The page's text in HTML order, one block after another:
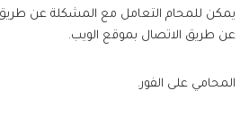
يمكن للمحام التعامل مع المشكلة عن طريق
عن طريق الاتصال بموقع الويب.
المحامي على الفور.